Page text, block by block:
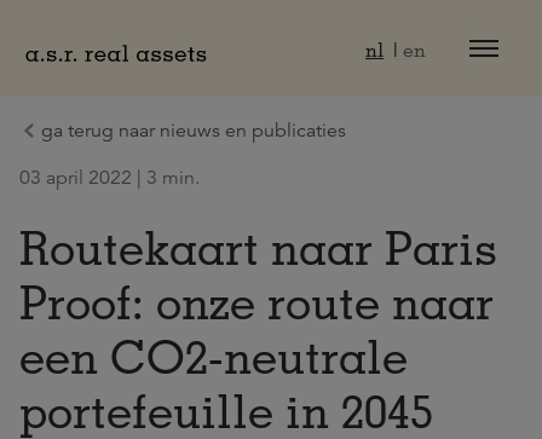
nl en
ga terug naar nieuws en publicaties
03 april 2022 | 3 min.
Routekaart naar Paris
Proof: onze route naar
een CO2-neutrale
portefeuille in 2045